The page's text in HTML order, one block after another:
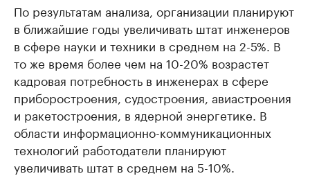
По результатам анализа, организации планируют
в ближайшие годы увеличивать штат инженеров
в сфере науки и техники в среднем на 2-5%. В
то же время более чем на 10-20% возрастет
кадровая потребность в инженерах в сфере
приборостроения, судостроения, авиастроения
и ракетостроения, в ядерной энергетике. В
области информационно-коммуникационных
технологий работодатели планируют
увеличивать штат в среднем на 5-10%.